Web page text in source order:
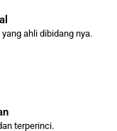
ahli dibidang nya.
terperinci.